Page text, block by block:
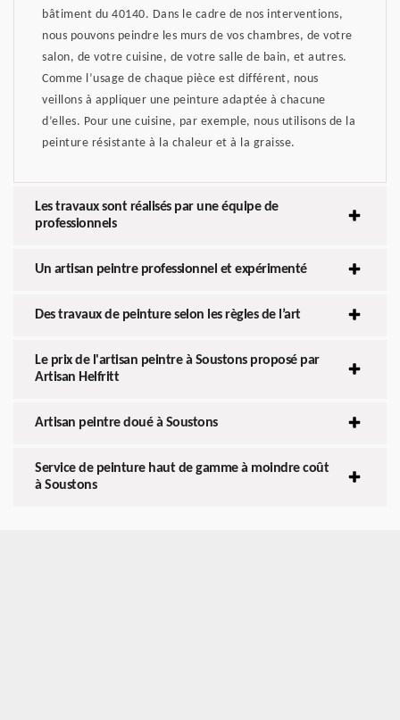
bâtiment du 40140. Dans le cadre de nos interventions,
nous pouvons peindre les murs de vos chambres, de votre
salon, de votre cuisine, de votre salle de bain, et autres.
Comme l’usage de chaque pièce est différent, nous
veillons à appliquer une peinture adaptée à chacune
d’elles. Pour une cuisine, par exemple, nous utilisons de la
peinture résistante à la chaleur et à la graisse.
Les travaux sont réalisés par une équipe de
professionnels
Un artisan peintre professionnel et expérimenté
Des travaux de peinture selon les règles de l’art
Le prix de l'artisan peintre à Soustons proposé par
Artisan Helfritt
Artisan peintre doué à Soustons
Service de peinture haut de gamme à moindre coût
à Soustons